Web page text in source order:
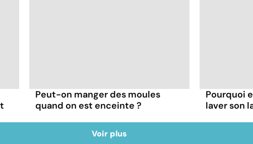
Peut-on manger des moules
quand on est enceinte ?
Pourquoi
laver son
Voir plus